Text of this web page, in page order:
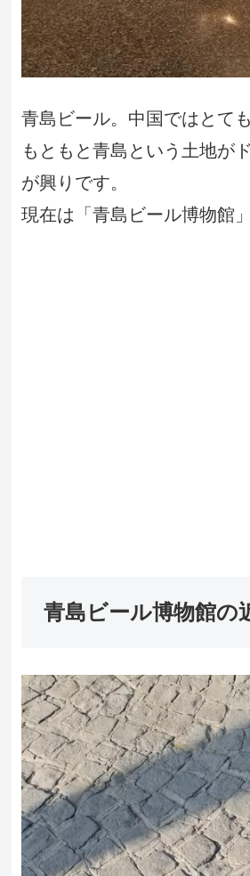
青島ビール。中国ではとて
もともと青島という土地が
が興りです。
現在は「青島ビール博物館
青島ビール博物館の